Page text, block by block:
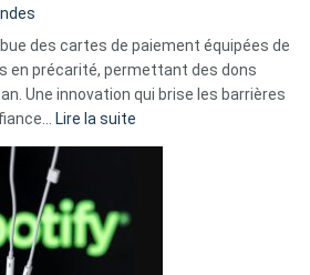
des cartes de paiement équipées de
en précarité, permettant des dons
Une innovation qui brise les barrières
Lire la suite